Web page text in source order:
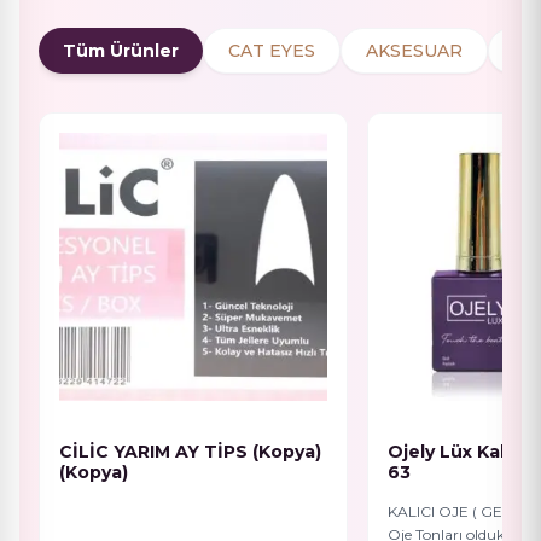
Tüm Ürünler CAT EYES AKSESUAR
CİLİC YARIM AY TİPS (Kopya)
(Kopya)
Ojely Lüx Kalıcı
63
KALICI OJE ( GEL
Oje Tonları oldukça